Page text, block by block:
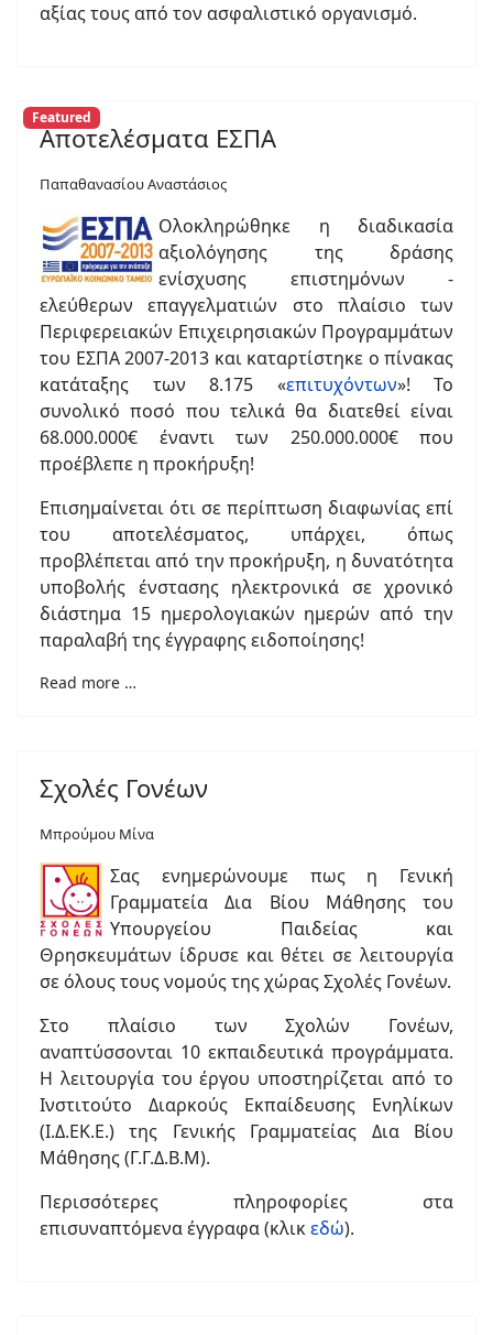
αξίας τους από τον ασφαλιστικό οργανισμό.
Featured
Αποτελέσματα ΕΣΠΑ
Παπαθανασίου Αναστάσιος
Ολοκληρώθηκε η διαδικασία
αξιολόγησης της δράσης
ενίσχυσης επιστημόνων -
ελεύθερων επαγγελματιών στο πλαίσιο των
Περιφερειακών Επιχειρησιακών Προγραμμάτων
του ΕΣΠΑ 2007-2013 και καταρτίστηκε ο πίνακας
κατάταξης των 8.175 «επιτυχόντων»! Το
συνολικό ποσό που τελικά θα διατεθεί είναι
68.000.000€ έναντι των 250.000.000€ που
προέβλεπε η προκήρυξη!
Επισημαίνεται ότι σε περίπτωση διαφωνίας επί
του αποτελέσματος, υπάρχει, όπως
προβλέπεται από την προκήρυξη, η δυνατότητα
υποβολής ένστασης ηλεκτρονικά σε χρονικό
διάστημα 15 ημερολογιακών ημερών από την
παραλαβή της έγγραφης ειδοποίησης!
Read more …
Σχολές Γονέων
Μπρούμου Μίνα
Σας ενημερώνουμε πως η Γενική
Γραμματεία Δια Βίου Μάθησης του
Υπουργείου Παιδείας και
Θρησκευμάτων ίδρυσε και θέτει σε λειτουργία
σε όλους τους νομούς της χώρας Σχολές Γονέων.
Στο πλαίσιο των Σχολών Γονέων,
αναπτύσσονται 10 εκπαιδευτικά προγράμματα.
H λειτουργία του έργου υποστηρίζεται από το
Ινστιτούτο Διαρκούς Εκπαίδευσης Ενηλίκων
(Ι.Δ.ΕΚ.Ε.) της Γενικής Γραμματείας Δια Βίου
Μάθησης (Γ.Γ.Δ.Β.Μ).
Περισσότερες πληροφορίες στα
επισυναπτόμενα έγγραφα (κλικεδώ).